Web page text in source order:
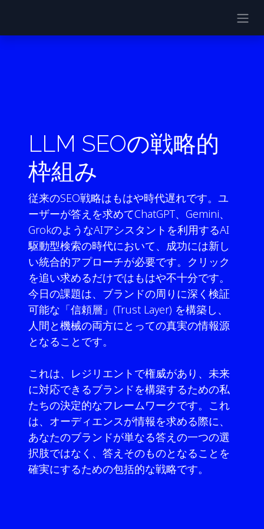
LLM SEOの戦略的
枠組み
従来のSEO戦略はもはや時代遅れです。ユ
ーザーが答えを求めてChatGPT、Gemini、
GrokのようなAIアシスタントを利用するAI
駆動型検索の時代において、成功には新し
い統合的アプローチが必要です。クリック
を追い求めるだけではもはや不十分です。
今日の課題は、ブランドの周りに深く検証
可能な「信頼層」(Trust Layer) を構築し、
人間と機械の両方にとっての真実の情報源
となることです。
これは、レジリエントで権威があり、未来
に対応できるブランドを構築するための私
たちの決定的なフレームワークです。これ
は、オーディエンスが情報を求める際に、
あなたのブランドが単なる答えの一つの選
択肢ではなく、答えそのものとなることを
確実にするための包括的な戦略です。